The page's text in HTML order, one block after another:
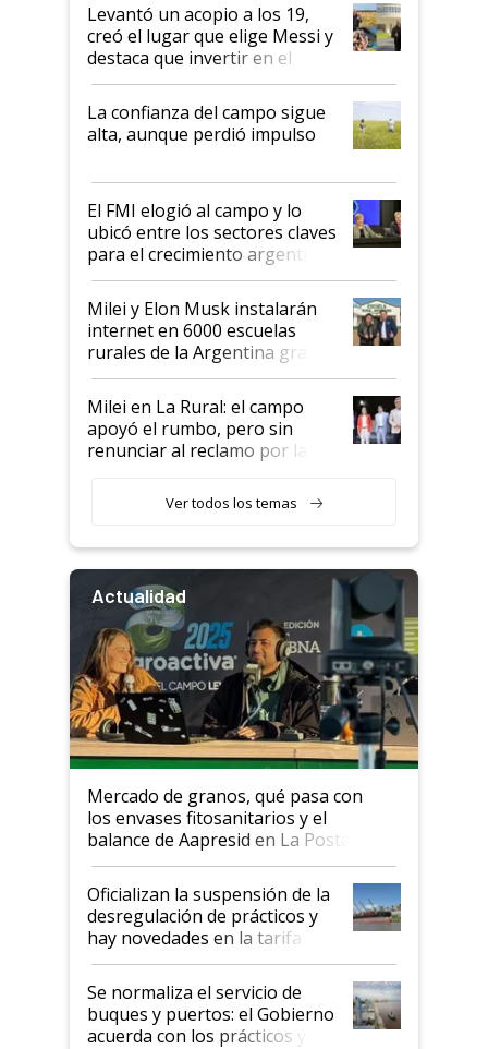
Levantó un acopio a los 19,
creó el lugar que elige Messi y
destaca que invertir en el
kirchnerismo era como "darle
plata a un hijo para droga":
Juan Félix Rossetti, el libertario
que de una dura crisis salió
de Milei
La confianza del campo sigue
alta, aunque perdió impulso
El FMI elogió al campo y lo
ubicó entre los sectores claves
para el crecimiento argentino
Milei y Elon Musk instalarán
internet en 6000 escuelas
rurales de la Argentina gracias
a un acuerdo con Starlink
Milei en La Rural: el campo
apoyó el rumbo, pero sin
renunciar al reclamo por las
Ver todos los temas
Actualidad
Mercado de granos, qué pasa con
los envases fitosanitarios y el
balance de Aapresid en La Posta
Oficializan la suspensión de la
desregulación de prácticos y
hay novedades en la tarifa de
la hidrovía
Se normaliza el servicio de
buques y puertos: el Gobierno
acuerda con los prácticos y